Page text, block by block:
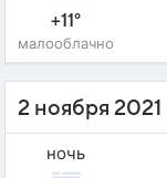
+11°
малооблачно
2 ноября 2021
ночь